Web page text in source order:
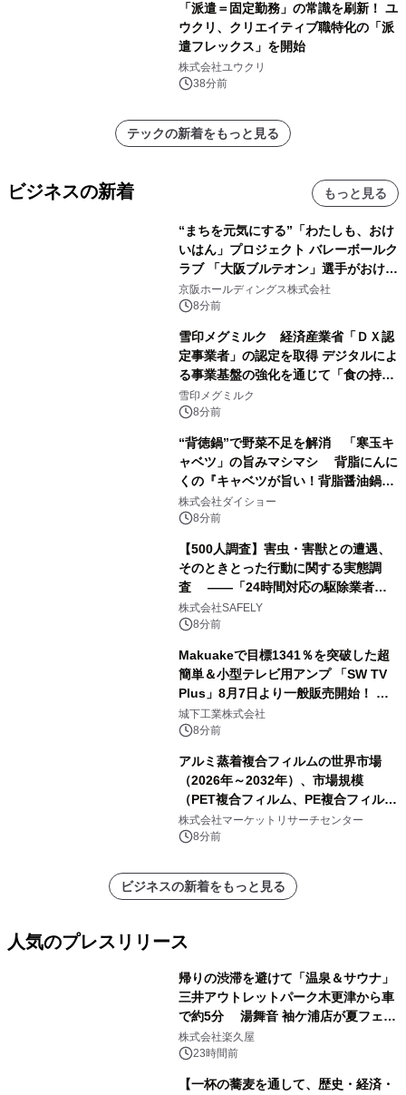
「派遣＝固定勤務」の常識を刷新！ ユ
ウクリ、クリエイティブ職特化の「派
遣フレックス」を開始
株式会社ユウクリ
38分前
テックの新着をもっと見る
ビジネスの新着 もっと見る
“まちを元気にする”「わたしも、おけ
いはん」プロジェクト バレーボールク
ラブ 「大阪ブルテオン」選手がおけい
はんに。
京阪ホールディングス株式会社
8分前
雪印メグミルク 経済産業省「ＤＸ認
定事業者」の認定を取得 デジタルによ
る事業基盤の強化を通じて「食の持続
性」を実現
雪印メグミルク
8分前
“背徳鍋”で野菜不足を解消 「寒玉キ
ャベツ」の旨みマシマシ 背脂にんに
くの『キャベツが旨い！背脂醤油鍋ス
ープ』発売
株式会社ダイショー
8分前
【500人調査】害虫・害獣との遭遇、
そのときとった行動に関する実態調
査 ――「24時間対応の駆除業者」
の存在、70.8％が知らなかった――
株式会社SAFELY
8分前
Makuakeで目標1341％を突破した超
簡単＆小型テレビ用アンプ 「SW TV
Plus」8月7日より一般販売開始！ ケ
ーブル1本つなぐだけ、テレビの音が
ぐっと豊かに
城下工業株式会社
8分前
アルミ蒸着複合フィルムの世界市場
（2026年～2032年）、市場規模
（PET複合フィルム、PE複合フィル
ム、CPP複合フィルム、その他）・分
析レポートを発表
株式会社マーケットリサーチセンター
8分前
ビジネスの新着をもっと見る
人気のプレスリリース
帰りの渋滞を避けて「温泉＆サウナ」
三井アウトレットパーク木更津から車
で約5分 湯舞音 袖ケ浦店が夏フェア
メニューを提供
株式会社楽久屋
23時間前
【一杯の蕎麦を通して、歴史・経済・